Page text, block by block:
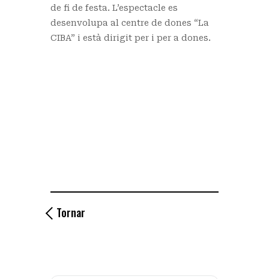
de fi de festa. L’espectacle es
desenvolupa al centre de dones “La
CIBA” i està dirigit per i per a dones.
Tornar